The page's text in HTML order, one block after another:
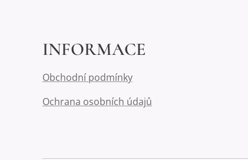
INFORMACE
Obchodní podmínky
Ochrana osobních údajů